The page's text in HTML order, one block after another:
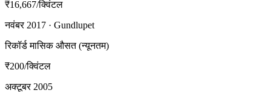
₹16,667/क्विंटल
नवंबर 2017 · Gundlupet
रिकॉर्ड मासिक औसत (न्यूनतम)
₹200/क्विंटल
अक्टूबर 2005